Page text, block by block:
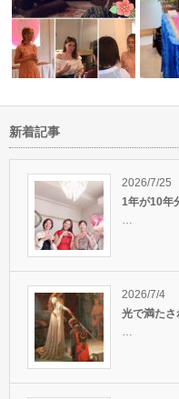
した！
名古屋マジカル瞑想会＆お茶会
ありがとうご…
タロ
ただ
新着記事
2026/7/25
1年が10年
2026/7/4
光で満た